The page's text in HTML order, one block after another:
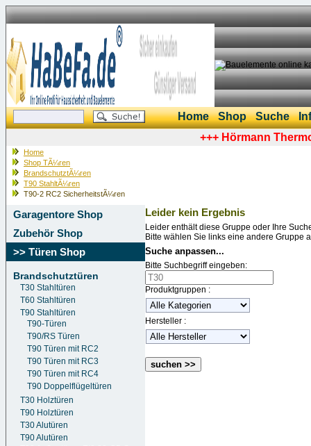
Home Shop Suche
+++ Hörmann
Home
Shop TÃ¼ren
BrandschutztÃ¼ren
T90 StahltÃ¼ren
T90-2 RC2 SicherheitstÃ¼ren
Garagentore Shop
Zubehör Shop
>> Türen Shop
Brandschutztüren
T30 Stahltüren
T60 Stahltüren
T90 Stahltüren
T90-Türen
T90/RS Türen
T90 Türen mit RC2
T90 Türen mit RC3
T90 Türen mit RC4
T90 Doppelflügeltüren
T30 Holztüren
T90 Holztüren
T30 Alutüren
T90 Alutüren
Leider kein Ergebnis
Leider enthält diese Gruppe oder Ihre
Bitte wählen Sie links eine andere Gruppe
Suche anpassen...
Bitte Suchbegriff eingeben:
Produktgruppen :
Hersteller :
suchen >>